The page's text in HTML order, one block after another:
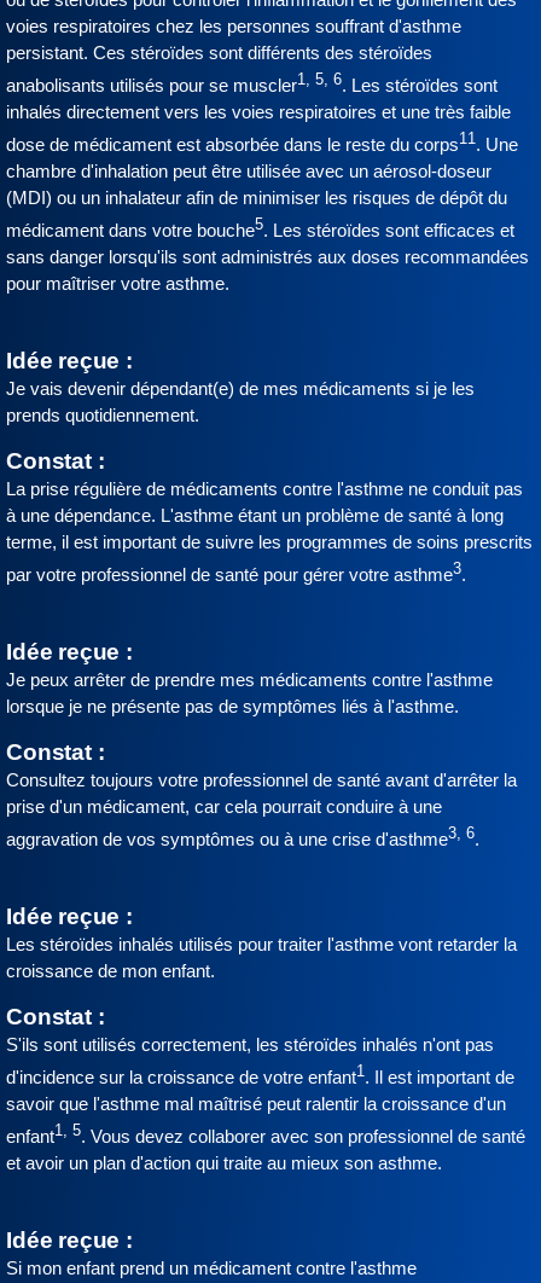
voies respiratoires chez les personnes souffrant d'asthme
persistant. Ces stéroïdes sont différents des stéroïdes
anabolisants utilisés pour se muscler1, 5, 6. Les stéroïdes sont
inhalés directement vers les voies respiratoires et une très faible
dose de médicament est absorbée dans le reste du corps11. Une
chambre d'inhalation peut être utilisée avec un aérosol-doseur
(MDI) ou un inhalateur afin de minimiser les risques de dépôt du
médicament dans votre bouche5. Les stéroïdes sont efficaces et
sans danger lorsqu'ils sont administrés aux doses recommandées
pour maîtriser votre asthme.
Idée reçue :
Je vais devenir dépendant(e) de mes médicaments si je les
prends quotidiennement.
Constat :
La prise régulière de médicaments contre l'asthme ne conduit pas
à une dépendance. L'asthme étant un problème de santé à long
terme, il est important de suivre les programmes de soins prescrits
par votre professionnel de santé pour gérer votre asthme3.
Idée reçue :
Je peux arrêter de prendre mes médicaments contre l'asthme
lorsque je ne présente pas de symptômes liés à l'asthme.
Constat :
Consultez toujours votre professionnel de santé avant d'arrêter la
prise d'un médicament, car cela pourrait conduire à une
aggravation de vos symptômes ou à une crise d'asthme3, 6.
Idée reçue :
Les stéroïdes inhalés utilisés pour traiter l'asthme vont retarder la
croissance de mon enfant.
Constat :
S'ils sont utilisés correctement, les stéroïdes inhalés n'ont pas
d'incidence sur la croissance de votre enfant1. Il est important de
savoir que l'asthme mal maîtrisé peut ralentir la croissance d'un
enfant1, 5. Vous devez collaborer avec son professionnel de santé
et avoir un plan d'action qui traite au mieux son asthme.
Idée reçue :
Si mon enfant prend un médicament contre l'asthme